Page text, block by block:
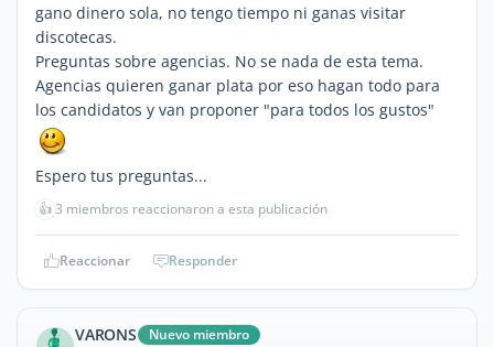
gano dinero sola, no tengo tiempo ni ganas visitar
discotecas.
Preguntas sobre agencias. No se nada de esta tema.
Agencias quieren ganar plata por eso hagan todo para
los candidatos y van proponer "para todos los gustos"
Espero tus preguntas...
👍3 miembros reaccionaron a esta publicación
Reaccionar Responder
VARONS Nuevo miembro